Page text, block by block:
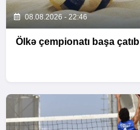
08.08.2026 - 22:46
Ölkə çempionatı başa çatıb